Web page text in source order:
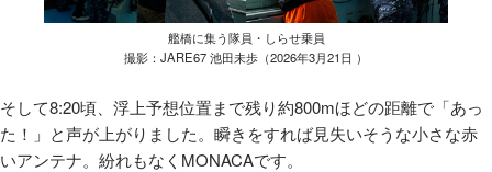
艦橋に集う隊員・しらせ乗員
撮影：JARE67 池田未歩（2026年3月21日 ）
そして8:20頃、浮上予想位置まで残り約800mほどの距離で「あっ
た！」と声が上がりました。瞬きをすれば見失いそうな小さな赤
いアンテナ。紛れもなくMONACAです。